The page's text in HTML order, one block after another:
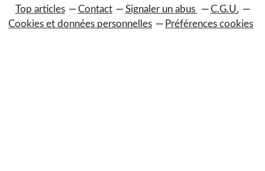
Top articles
Contact Signaler un abus
C.G.U.
Cookies et données personnelles
Préférences cookies